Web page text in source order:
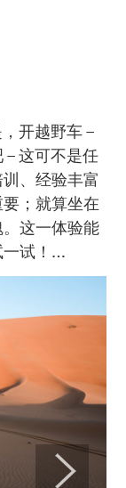
开越野车 –
– 这可不是任
、经验丰富
；就算坐在
这一体验能
一试！…